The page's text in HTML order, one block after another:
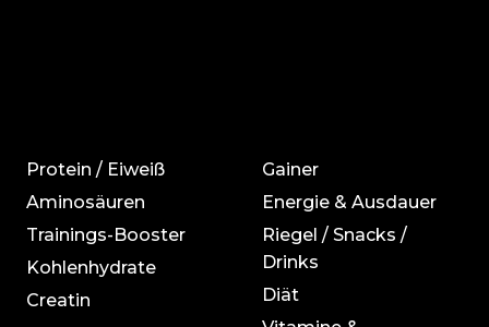
Protein / Eiweiß
Aminosäuren
Trainings-Booster
Kohlenhydrate
Creatin
Gainer
Energie & Ausdauer
Riegel / Snacks /
Drinks
Diät